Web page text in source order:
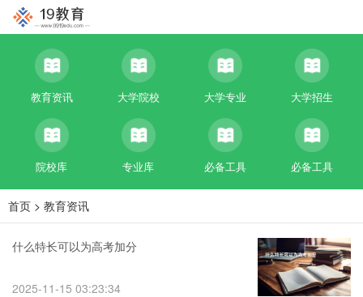
教育资讯 大学院校 大学专业 大学招生
院校库 专业库 必备工具 必备工具
首页 > 教育资讯
什么特长可以为高考加分
2025-11-15 03:23:34